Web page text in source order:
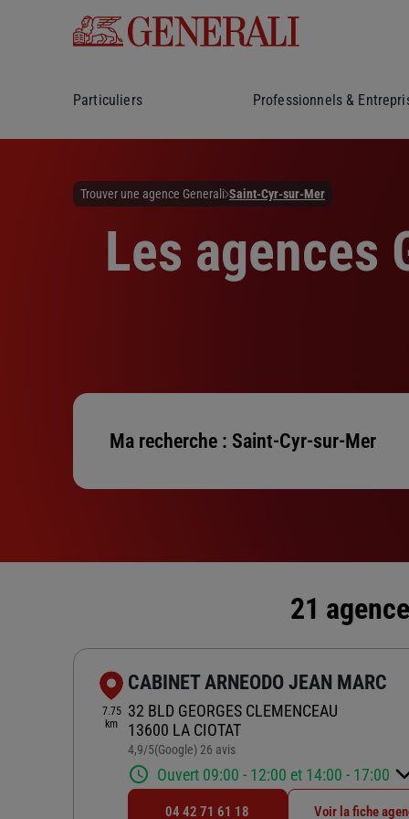
Particuliers Professionnels &
Trouver une agence Generali Saint-Cyr-sur-Mer
Les agences
Ma recherche : Saint-Cyr-sur-Mer
21
7.75
km
CABINET ARNEODO JEAN MARC
32 BLD GEORGES CLEMENCEAU
13600 LA CIOTAT
4,9/5Note de 4.9 sur 5
(Google) 26 avis
Ouvert 09:00 - 12:00 et 14:00 - 17:00
04 42 71 61 18 Voir la fiche